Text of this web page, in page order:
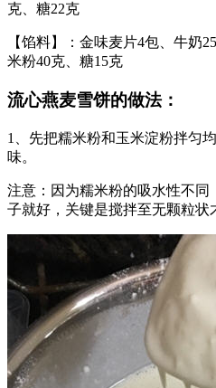
克、糖22克
【馅料】：金味麦片4包、牛奶
米粉40克、糖15克
流心燕麦雪饼的做法：
1、先把糯米粉和玉米淀粉拌匀
味。
注意：因为糯米粉的吸水性不
子就好，关键是搅拌至无颗粒状